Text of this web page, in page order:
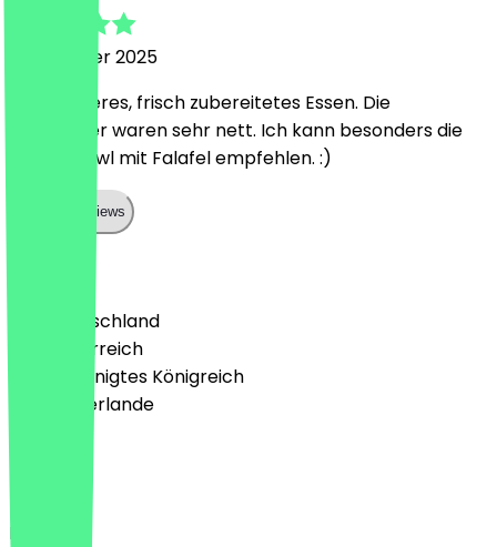
22. Oktober 2025
Sehr leckeres, frisch zubereitetes Essen. Die
Mitarbeiter waren sehr nett. Ich kann besonders die
Mango Bowl mit Falafel empfehlen. :)
Show all reviews
🇩🇪 Deutschland
🇦🇹 Österreich
🇬🇧 Vereinigtes Königreich
🇳🇱 Niederlande
Deutsch
English